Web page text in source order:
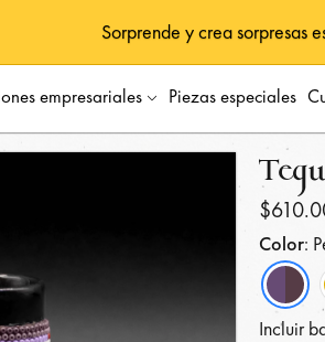
Sorprende y crea sorpresas
empresariales Piezas especiales
Color:
Incluir